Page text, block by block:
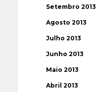
Setembro 2013
Agosto 2013
Julho 2013
Junho 2013
Maio 2013
Abril 2013